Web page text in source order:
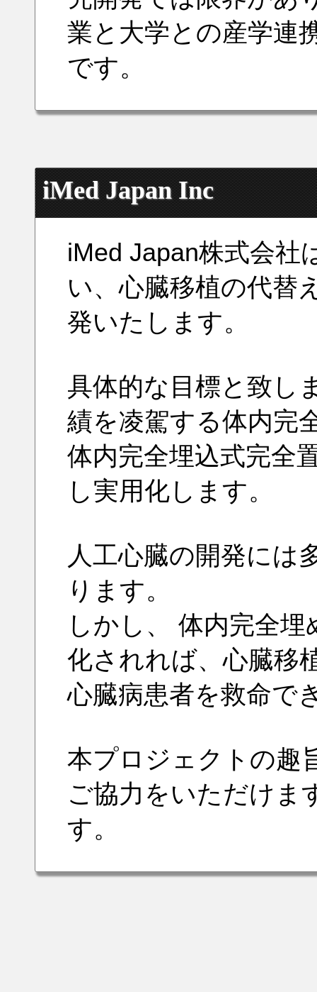
業と大学との産学連
です。
iMed Japan Inc
iMed Japan株式会社
い、心臓移植の代替
発いたします。
具体的な目標と致し
績を凌駕する体内完
体内完全埋込式完全
し実用化します。
人工心臓の開発には
ります。
しかし、 体内完全
化されれば、心臓移
心臓病患者を救命で
本プロジェクトの趣
ご協力をいただけま
す。